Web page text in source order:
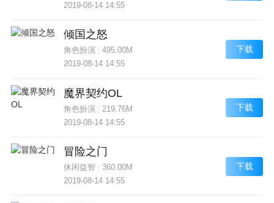
2019-08-14 14:55
倾国之怒
角色扮演| 495.00M
2019-08-14 14:55
下载
魔界契约OL
角色扮演| 219.76M
2019-08-14 14:55
下载
冒险之门
休闲益智
360.00M
2019-08-14 14:55
下载